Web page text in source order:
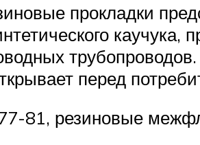
прокладки
перед
81, резиновые